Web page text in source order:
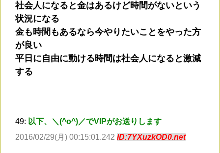
社会人になると金はあるけど時間がないという
状況になる
金も時間もあるなら今やりたいことをやった方
が良い
平日に自由に動ける時間は社会人になると激減
する
49: 以下、＼(^o^)／でVIPがお送りします
2016/02/29(月) 00:15:01.242 ID:7YXuzkOD0.net